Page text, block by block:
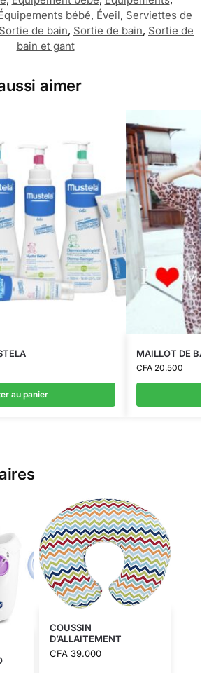
bébé, Éveil, Serviettes de
Sortie de bain, Sortie de bain, Sortie de
bain et gant
aimer
au panier
MAILLOT DE
CFA20.500
COUSSIN
D’ALLAITEMENT
CFA39.000